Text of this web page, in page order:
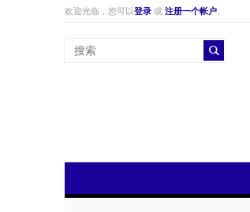
欢迎光临，您可以登录 或 注册一个帐户